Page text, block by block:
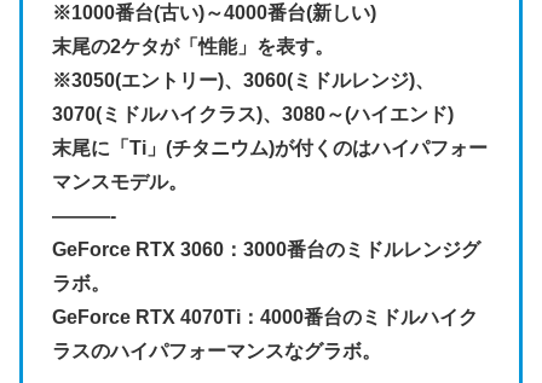
※1000番台(古い)～4000番台(新しい)
末尾の2ケタが「性能」を表す。
※3050(エントリー)、3060(ミドルレンジ)、
3070(ミドルハイクラス)、3080～(ハイエンド)
末尾に「Ti」(チタニウム)が付くのはハイパフォー
マンスモデル。
———-
GeForce RTX 3060：3000番台のミドルレンジグ
ラボ。
GeForce RTX 4070Ti：4000番台のミドルハイク
ラスのハイパフォーマンスなグラボ。